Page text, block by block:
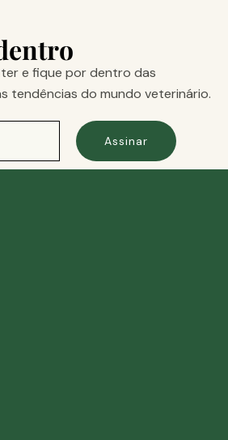
e fique por dentro das
tendências do mundo veterinário.
Assinar